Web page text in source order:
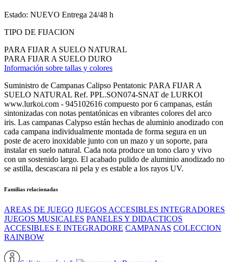
Estado: NUEVO Entrega 24/48 h
TIPO DE FIJACION
PARA FIJAR A SUELO NATURAL
PARA FIJAR A SUELO DURO
Información sobre tallas y colores
Suministro de Campanas Calipso Pentatonic PARA FIJAR A
SUELO NATURAL Ref. PPL.SON074-SNAT de LURKOI
www.lurkoi.com - 945102616 compuesto por 6 campanas, están
sintonizadas con notas pentatónicas en vibrantes colores del arco
iris. Las campanas Calypso están hechas de aluminio anodizado con
cada campana individualmente montada de forma segura en un
poste de acero inoxidable junto con un mazo y un soporte, para
instalar en suelo natural. Cada nota produce un tono claro y vivo
con un sostenido largo. El acabado pulido de aluminio anodizado no
se astilla, descascara ni pela y es estable a los rayos UV.
Familias relacionadas
AREAS DE JUEGO JUEGOS ACCESIBLES INTEGRADORES
JUEGOS MUSICALES PANELES Y DIDACTICOS
ACCESIBLES E INTEGRADORE CAMPANAS COLECCION
RAINBOW